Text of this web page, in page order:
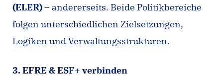
(ELER)– andererseits. Beide Politikbereiche
folgen unterschiedlichen Zielsetzungen,
Logiken und Verwaltungsstrukturen.
3. EFRE & ESF+ verbinden